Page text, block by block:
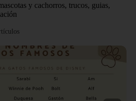
y cachorros, trucos, guias,